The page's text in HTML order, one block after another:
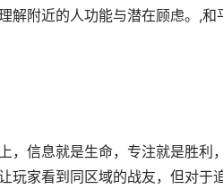
解附近的人功能与潜在顾虑。,
，信息就是生命，专注就是胜利
玩家看到同区域的战友，但对于